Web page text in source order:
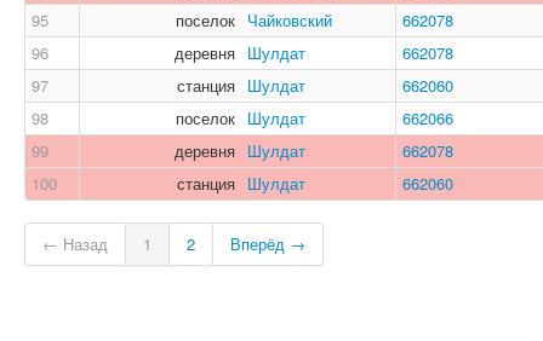
95
поселок Чайковский
662078
96
деревня Шулдат
662078
97
станция Шулдат
662060
98
поселок Шулдат
662066
99
деревня Шулдат
662078
100
станция Шулдат 662060
← Назад 1 2 Вперёд →